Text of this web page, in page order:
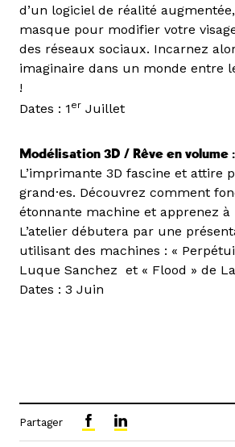
d’un logiciel de réalité
masque pour modifier votre
des réseaux sociaux. Incarnez
imaginaire dans un monde entre
!
Dates : 1 er Juillet
Modélisation 3D / Rêve en volume :
L’imprimante 3D fascine et attire
grand·es. Découvrez comment
étonnante machine et apprenez à
L’atelier débutera par une
utilisant des machines : «
Luque Sanchez et « Flood » de
Dates : 3 Juin
Partager